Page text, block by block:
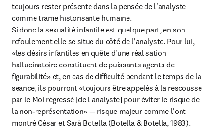
toujours rester présente dans la pensée de l'analyste
comme trame historisante humaine.
Si donc la sexualité infantile est quelque part, en son
refoulement elle se situe du côté de l'analyste. Pour lui,
«les désirs infantiles en quête d'une réalisation
hallucinatoire constituent de puissants agents de
figurabilité» et, en cas de difficulté pendant le temps de la
séance, ils pourront «toujours être appelés à la rescousse
par le Moi régressé [de l'analyste] pour éviter le risque de
la non-représentation» — risque majeur comme l'ont
montré César et Sarà Botella (Botella & Botella, 1983).